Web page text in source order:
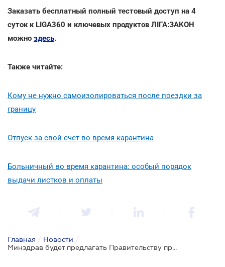
Заказать бесплатный полный тестовый доступ на 4
суток к LIGA360 и ключевых продуктов ЛІГА:ЗАКОН
можно здесь.
Также читайте:
Кому не нужно самоизолироваться после поездки за
границу
Отпуск за свой счет во время карантина
Больничный во время карантина: особый порядок
выдачи листков и оплаты
Главная / Новости /
Минздрав будет предлагать Правительству продолжить карантинные мероприятия до 12 мая